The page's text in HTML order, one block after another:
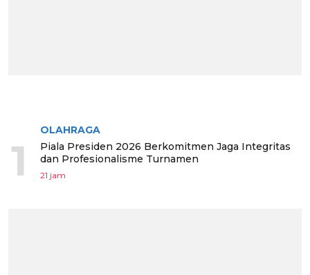
1
OLAHRAGA
Piala Presiden 2026 Berkomitmen Jaga Integritas
dan Profesionalisme Turnamen
21 jam